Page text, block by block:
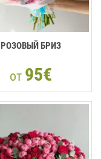
РОЗОВЫЙ БРИЗ
от 95€